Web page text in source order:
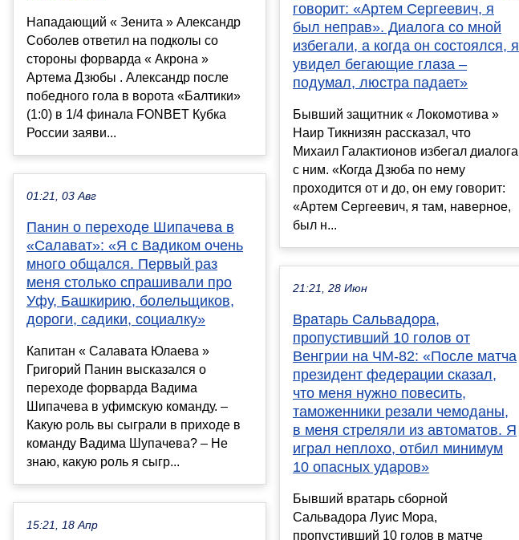
Нападающий « Зенита » Александр
Соболев ответил на подколы со
стороны форварда « Акрона »
Артема Дзюбы . Александр после
победного гола в ворота «Балтики»
(1:0) в 1/4 финала FONBET Кубка
России заяви...
01:21, 03 Авг
Панин о переходе Шипачева в
«Салават»: «Я с Вадиком очень
много общался. Первый раз
меня столько спрашивали про
Уфу, Башкирию, болельщиков,
дороги, садики, социалку»
Капитан « Салавата Юлаева »
Григорий Панин высказался о
переходе форварда Вадима
Шипачева в уфимскую команду. –
Какую роль вы сыграли в приходе в
команду Вадима Шупачева? – Не
знаю, какую роль я сыгр...
15:21, 18 Апр
говорит: «Артем Сергеевич, я
был неправ». Диалога со мной
избегали, а когда он состоялся, я
увидел бегающие глаза –
подумал, люстра падает»
Бывший защитник « Локомотива »
Наир Тикнизян рассказал, что
Михаил Галактионов избегал диалога
с ним. «Когда Дзюба по нему
проходится от и до, он ему говорит:
«Артем Сергеевич, я там, наверное,
был н...
21:21, 28 Июн
Вратарь Сальвадора,
пропустивший 10 голов от
Венгрии на ЧМ-82: «После матча
президент федерации сказал,
что меня нужно повесить,
таможенники резали чемоданы,
в меня стреляли из автоматов. Я
играл неплохо, отбил минимум
10 опасных ударов»
Бывший вратарь сборной
Сальвадора Луис Мора,
пропустивший 10 голов в матче